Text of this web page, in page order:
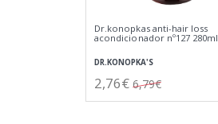
Dr.konopkas anti-hair loss
acondicionador nº127 280ml
DR.KONOPKA'S
2,76€ 6,79€